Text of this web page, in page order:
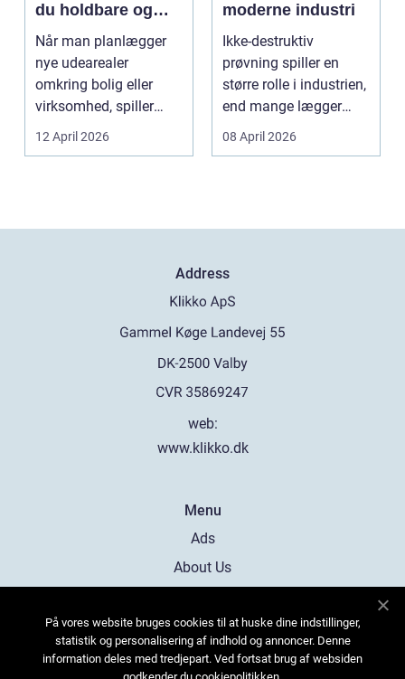
du holdbare og
flotte udearealer
Når man planlægger
nye udearealer
omkring bolig eller
virksomhed, spiller
belægningen en helt
centra...
12 April 2026
moderne industri
Ikke-destruktiv
prøvning spiller en
større rolle i industrien,
end mange lægger
mærke til i hverdage...
08 April 2026
Address
web:
www.klikko.dk
Menu
Ads
About Us
Contact
Sitemap
På vores website bruges cookies til at huske dine indstillinger,
statistik og personalisering af indhold og annoncer. Denne
information deles med tredjepart. Ved fortsat brug af websiden